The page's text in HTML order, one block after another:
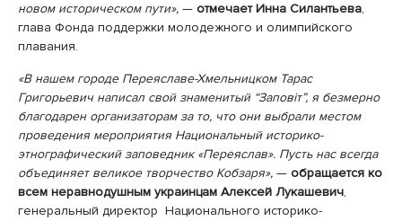
новом историческом пути», — отмечает Инна Силантьева,
глава Фонда поддержки молодежного и олимпийского
плавания.
«В нашем городе Переяславе-Хмельницком Тарас
Григорьевич написал свой знаменитый “Заповіт”, я безмерно
благодарен организаторам за то, что они выбрали местом
проведения мероприятия Национальный историко-
этнографический заповедник «Переяслав». Пусть нас всегда
объединяет великое творчество Кобзаря», — обращается ко
всем неравнодушным украинцам Алексей Лукашевич,
генеральный директор Национального историко-